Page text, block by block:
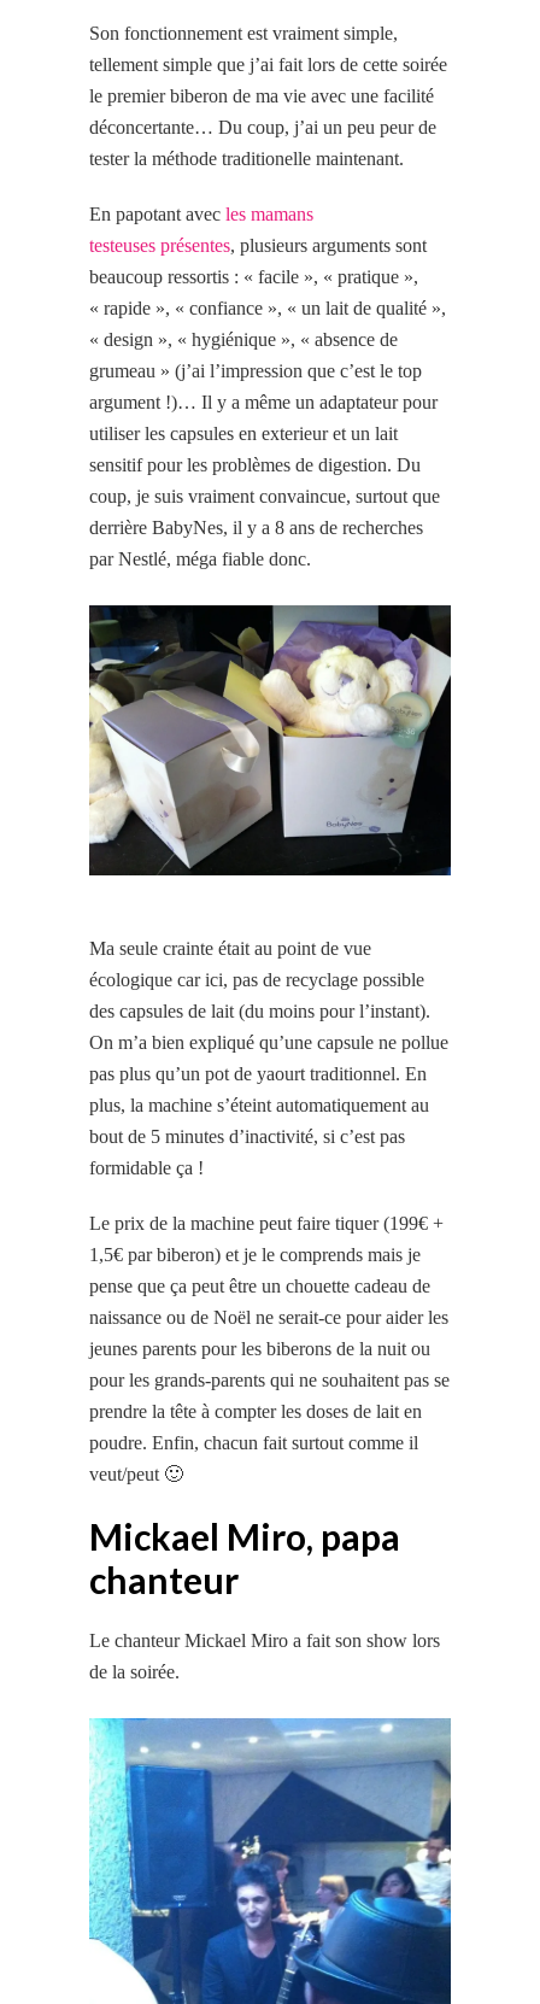
Son fonctionnement est vraiment simple,
tellement simple que j’ai fait lors de cette soirée
le premier biberon de ma vie avec une facilité
déconcertante… Du coup, j’ai un peu peur de
tester la méthode traditionelle maintenant.
En papotant avec les mamans
testeuses présentes, plusieurs arguments sont
beaucoup ressortis : « facile », « pratique »,
« rapide », « confiance », « un lait de qualité »,
« design », « hygiénique », « absence de
grumeau » (j’ai l’impression que c’est le top
argument !)… Il y a même un adaptateur pour
utiliser les capsules en exterieur et un lait
sensitif pour les problèmes de digestion. Du
coup, je suis vraiment convaincue, surtout que
derrière BabyNes, il y a 8 ans de recherches
par Nestlé, méga fiable donc.
Ma seule crainte était au point de vue
écologique car ici, pas de recyclage possible
des capsules de lait (du moins pour l’instant).
On m’a bien expliqué qu’une capsule ne pollue
pas plus qu’un pot de yaourt traditionnel. En
plus, la machine s’éteint automatiquement au
bout de 5 minutes d’inactivité, si c’est pas
formidable ça !
Le prix de la machine peut faire tiquer (199€ +
1,5€ par biberon) et je le comprends mais je
pense que ça peut être un chouette cadeau de
naissance ou de Noël ne serait-ce pour aider les
jeunes parents pour les biberons de la nuit ou
pour les grands-parents qui ne souhaitent pas se
prendre la tête à compter les doses de lait en
poudre. Enfin, chacun fait surtout comme il
veut/peut 🙂
Mickael Miro, papa
chanteur
Le chanteur Mickael Miro a fait son show lors
de la soirée.